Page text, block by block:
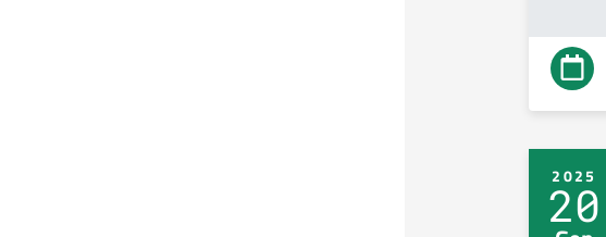
2025
20